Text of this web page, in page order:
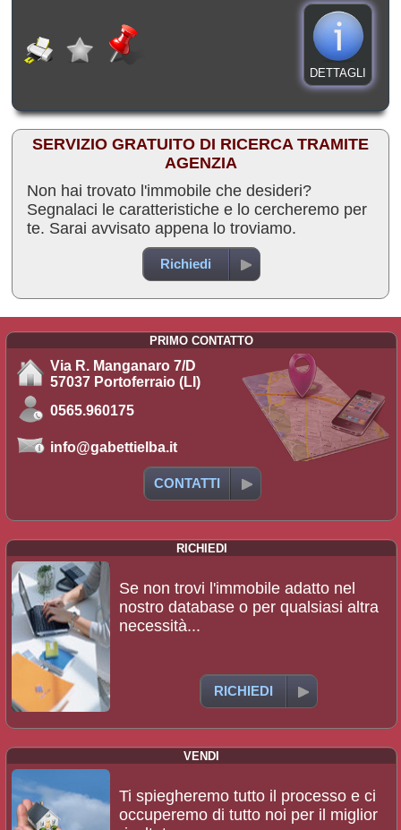
DETTAGLI
SERVIZIO GRATUITO DI RICERCA TRAMITE
AGENZIA
Non hai trovato l'immobile che desideri?
Segnalaci le caratteristiche e lo cercheremo per
te. Sarai avvisato appena lo troviamo.
Richiedi
PRIMO CONTATTO
Via R. Manganaro 7/D
57037 Portoferraio (LI)
0565.960175
info@gabettielba.it
CONTATTI
RICHIEDI
Se non trovi l'immobile adatto nel
nostro database o per qualsiasi altra
necessità...
RICHIEDI
VENDI
Ti spiegheremo tutto il processo e ci
occuperemo di tutto noi per il miglior